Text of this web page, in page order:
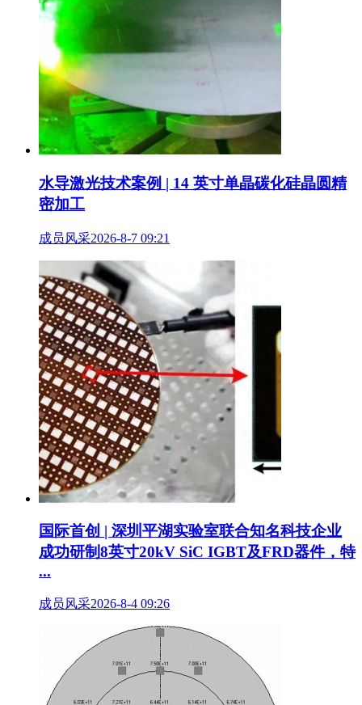
水导激光技术案例 | 14 英寸单晶碳化硅晶圆精
密加工
成员风采2026-8-7 09:21
国际首创 | 深圳平湖实验室联合知名科技企业
成功研制8英寸20kV SiC IGBT及FRD器件，特
...
成员风采2026-8-4 09:26